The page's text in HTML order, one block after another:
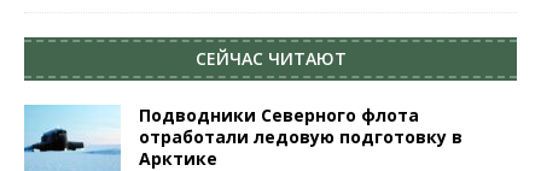
СЕЙЧАС ЧИТАЮТ
Подводники Северного флота
отработали ледовую подготовку в
Арктике